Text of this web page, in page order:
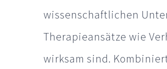
wissenschaftlichen
Therapieansätze wie
wirksam sind.